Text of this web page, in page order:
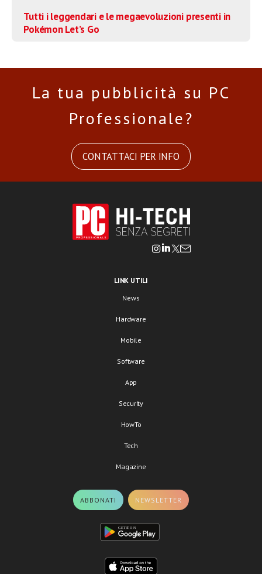
Tutti i leggendari e le megaevoluzioni presenti in
Pokémon Let’s Go
La tua pubblicità su PC
Professionale?
CONTATTACI PER INFO
LINK UTILI
News
Hardware
Mobile
Software
App
Security
HowTo
Tech
Magazine
ABBONATI NEWSLETTER